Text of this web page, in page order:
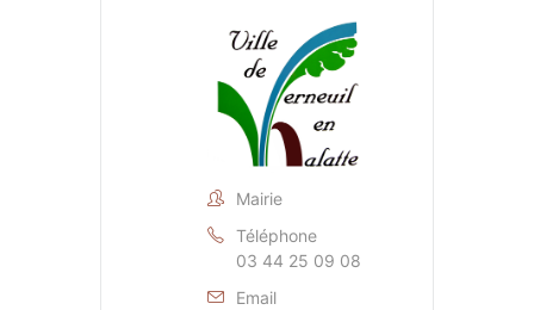
Mairie
Téléphone
03 44 25 09 08
Email